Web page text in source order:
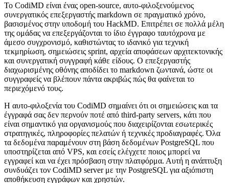
Το CodiMD είναι ένας open-source, αυτο-φιλοξενούμενος
συνεργατικός επεξεργαστής markdown σε πραγματικό χρόνο,
βασισμένος στην υποδομή του HackMD. Επιτρέπει σε πολλά μέλη
της ομάδας να επεξεργάζονται το ίδιο έγγραφο ταυτόχρονα με
άμεσο συγχρονισμό, καθιστώντας το ιδανικό για τεχνική
τεκμηρίωση, σημειώσεις sprint, αρχεία αποφάσεων αρχιτεκτονικής
και συνεργατική συγγραφή κάθε είδους. Ο επεξεργαστής
διαχωρισμένης οθόνης αποδίδει το markdown ζωντανά, ώστε οι
συγγραφείς να βλέπουν πάντα ακριβώς πώς θα φαίνεται το
περιεχόμενό τους.
Η αυτο-φιλοξενία του CodiMD σημαίνει ότι οι σημειώσεις και τα
έγγραφά σας δεν περνούν ποτέ από third-party servers, κάτι που
είναι σημαντικό για οργανισμούς που διαχειρίζονται εσωτερικές
στρατηγικές, πληροφορίες πελατών ή τεχνικές προδιαγραφές. Όλα
τα δεδομένα παραμένουν στη βάση δεδομένων PostgreSQL που
υποστηρίζεται από VPS, και εσείς ελέγχετε ποιος μπορεί να
εγγραφεί και να έχει πρόσβαση στην πλατφόρμα. Αυτή η ανάπτυξη
συνδυάζει τον CodiMD server με την PostgreSQL για αξιόπιστη
αποθήκευση εγγράφων και χρηστών.